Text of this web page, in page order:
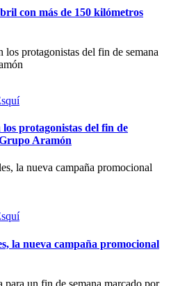
con más de 150 kilómetros
protagonistas del fin de
Grupo Aramón
la nueva campaña promocional